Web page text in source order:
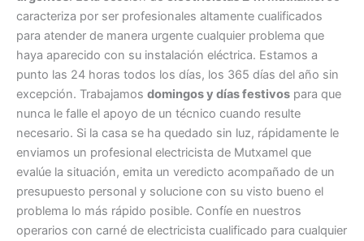
caracteriza por ser profesionales altamente cualificados
para atender de manera urgente cualquier problema que
haya aparecido con su instalación eléctrica. Estamos a
punto las 24 horas todos los días, los 365 días del año sin
excepción. Trabajamos domingos y días festivos para que
nunca le falle el apoyo de un técnico cuando resulte
necesario. Si la casa se ha quedado sin luz, rápidamente le
enviamos un profesional electricista de Mutxamel que
evalúe la situación, emita un veredicto acompañado de un
presupuesto personal y solucione con su visto bueno el
problema lo más rápido posible. Confíe en nuestros
operarios con carné de electricista cualificado para cualquier